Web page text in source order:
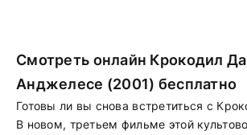
Смотреть онлайн Крокодил
Анджелесе (2001) бесплатно
Готовы ли вы снова встретиться с
В новом, третьем фильме этой